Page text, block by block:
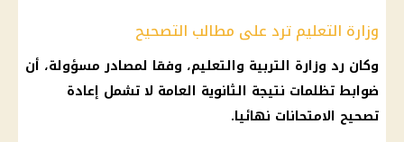
وزارة التعليم ترد على مطالب التصحيح
وكان رد وزارة التربية والتعليم، وفقا لمصادر مسؤولة، أن
ضوابط تظلمات نتيجة الثانوية العامة لا تشمل إعادة
تصحيح الامتحانات نهائيا.